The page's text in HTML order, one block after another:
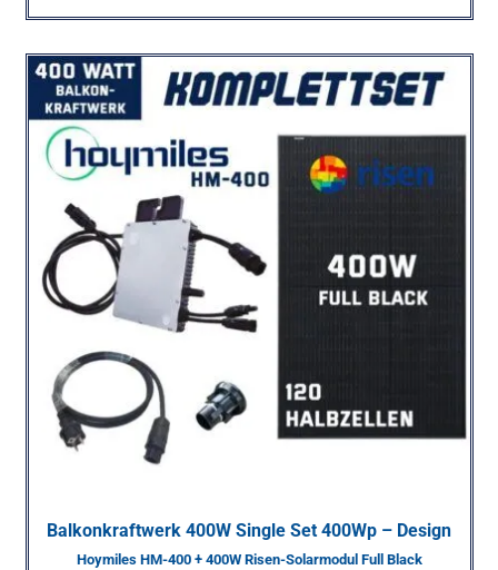
Balkonkraftwerk 400W Single Set 400Wp – Design
Hoymiles HM-400 + 400W Risen-Solarmodul Full Black